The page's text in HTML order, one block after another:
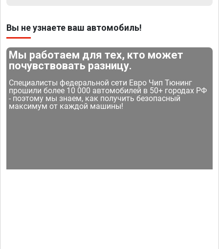
Вы не узнаете ваш автомобиль!
Мы работаем для тех, кто может
почувствовать разницу.
Специалисты федеральной сети Евро Чип Тюнинг
прошили более 10 000 автомобилей в 50+ городах РФ
- поэтому мы знаем, как получить безопасный
максимум от каждой машины!